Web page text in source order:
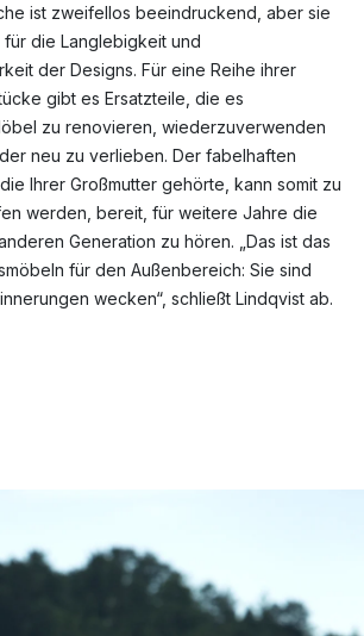
ist zweifellos beeindruckend, aber sie
die Langlebigkeit und
der Designs. Für eine Reihe ihrer
gibt es Ersatzteile, die es
zu renovieren, wiederzuverwenden
neu zu verlieben. Der fabelhaften
Ihrer Großmutter gehörte, kann somit zu
werden, bereit, für weitere Jahre die
Generation zu hören. „Das ist das
für den Außenbereich: Sie sind
wecken“, schließt Lindqvist ab.